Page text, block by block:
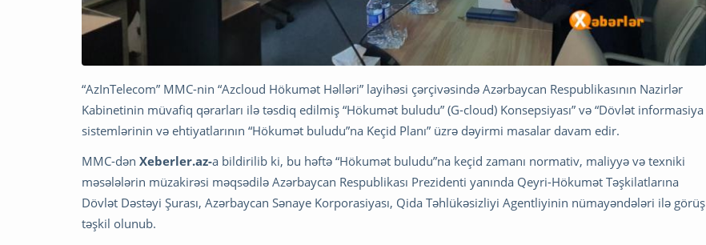
“AzInTelecom” MMC-nin “Azcloud Hökumət Həlləri” layihəsi çərçivəsində Azərbaycan Respublikasının Nazirlər
Kabinetinin müvafiq qərarları ilə təsdiq edilmiş “Hökumət buludu” (G-cloud) Konsepsiyası” və “Dövlət informasiya
sistemlərinin və ehtiyatlarının “Hökumət buludu”na Keçid Planı” üzrə dəyirmi masalar davam edir.
MMC-dən Xeberler.az-a bildirilib ki, bu həftə “Hökumət buludu”na keçid zamanı normativ, maliyyə və texniki
məsələlərin müzakirəsi məqsədilə Azərbaycan Respublikası Prezidenti yanında Qeyri-Hökumət Təşkilatlarına
Dövlət Dəstəyi Şurası, Azərbaycan Sənaye Korporasiyası, Qida Təhlükəsizliyi Agentliyinin nümayəndələri ilə görüş
təşkil olunub.